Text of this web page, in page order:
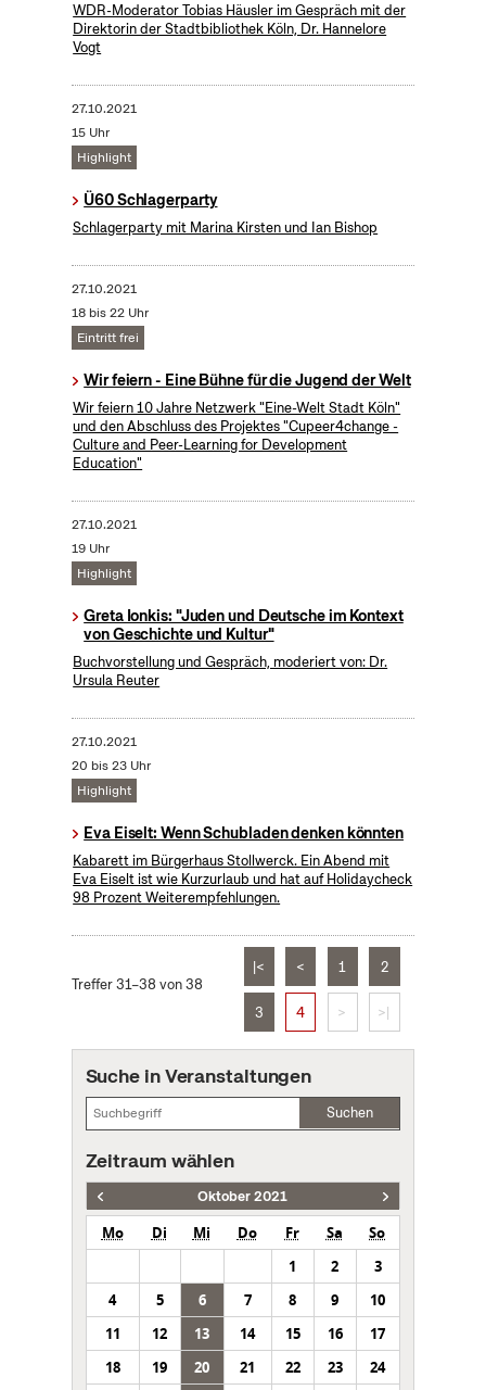
WDR-Moderator Tobias Häusler im Gespräch mit der
Direktorin der Stadtbibliothek Köln, Dr. Hannelore
Vogt
27.10.2021
15 Uhr
Highlight
Ü60 Schlagerparty
Schlagerparty mit Marina Kirsten und Ian Bishop
27.10.2021
18 bis 22 Uhr
Eintritt frei
Wir feiern - Eine Bühne für die Jugend der Welt
Wir feiern 10 Jahre Netzwerk "Eine-Welt Stadt Köln"
und den Abschluss des Projektes "Cupeer4change -
Culture and Peer-Learning for Development
Education"
27.10.2021
19 Uhr
Highlight
Greta Ionkis: "Juden und Deutsche im Kontext
von Geschichte und Kultur"
Buchvorstellung und Gespräch, moderiert von: Dr.
Ursula Reuter
27.10.2021
20 bis 23 Uhr
Highlight
Eva Eiselt: Wenn Schubladen denken könnten
Kabarett im Bürgerhaus Stollwerck. Ein Abend mit
Eva Eiselt ist wie Kurzurlaub und hat auf Holidaycheck
98 Prozent Weiterempfehlungen.
Treffer 31–38 von 38
|< < 1 2
3 4 > >|
Suche in Veranstaltungen
Suchen
Zeitraum wählen
Oktober 2021
Mo Di Mi Do Fr Sa
So
1
2
3
4
5 6 7 8 9
10
11
12 13 14 15 16
17
18
19 20 21 22 23
24